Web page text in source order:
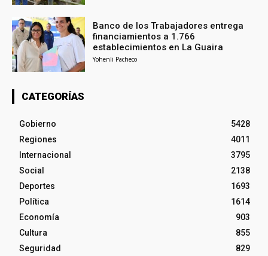
Banco de los Trabajadores entrega
financiamientos a 1.766
establecimientos en La Guaira
Yohenli Pacheco
CATEGORÍAS
Gobierno
5428
Regiones
4011
Internacional
3795
Social
2138
Deportes
1693
Política
1614
Economía
903
Cultura
855
Seguridad
829